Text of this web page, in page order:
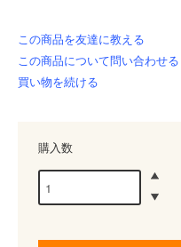
この商品を友達に教える
この商品について問い合わせる
買い物を続ける
購入数